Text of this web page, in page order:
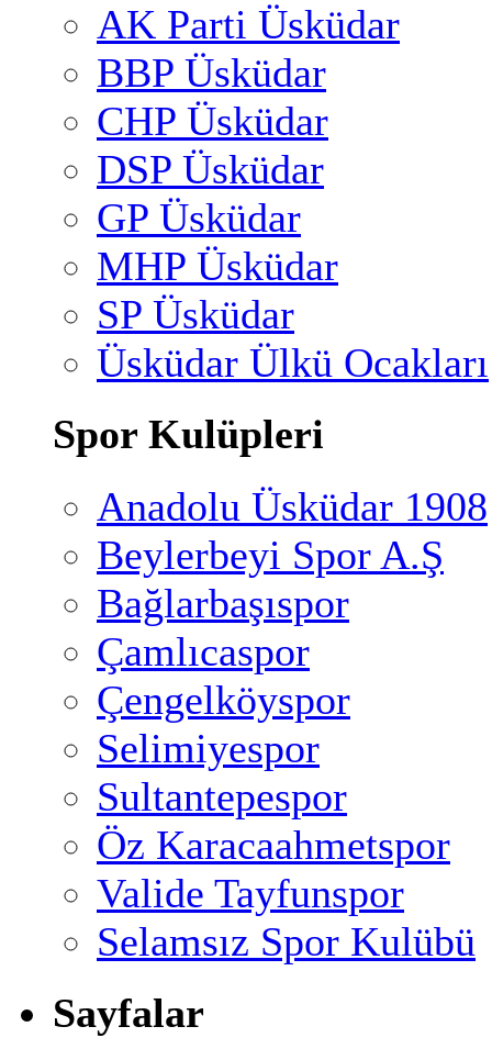
AK Parti Üsküdar
BBP Üsküdar
CHP Üsküdar
DSP Üsküdar
GP Üsküdar
MHP Üsküdar
SP Üsküdar
Üsküdar Ülkü Ocakları
Spor Kulüpleri
Anadolu Üsküdar 1908
Beylerbeyi Spor A.Ş
Bağlarbaşıspor
Çamlıcaspor
Çengelköyspor
Selimiyespor
Sultantepespor
Öz Karacaahmetspor
Valide Tayfunspor
Selamsız Spor Kulübü
Sayfalar